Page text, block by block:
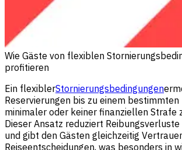
Wie Gäste von flexiblen
profitieren
Ein flexiblerStornierungsbedingungen
Reservierungen bis zu einem
minimaler oder keiner finanziellen Strafe
Dieser Ansatz reduziert
und gibt den Gästen gleichzeitig
Reiseentscheidungen, was besonders in